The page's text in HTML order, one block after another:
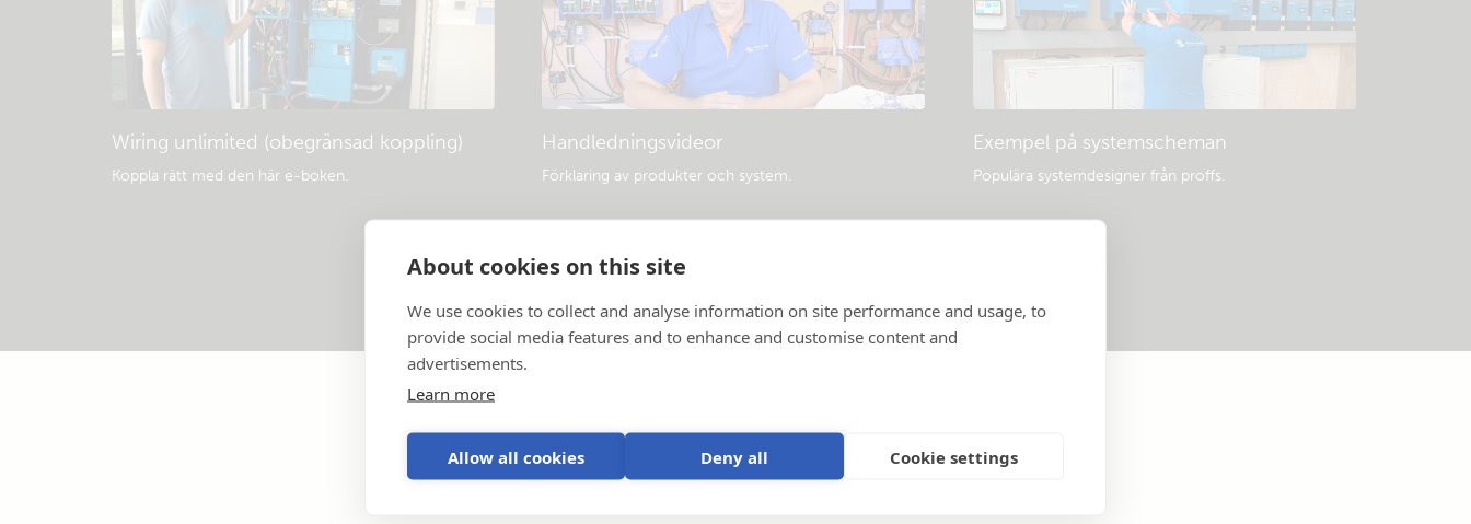
About cookies on this site
We use cookies to collect and analyse information on site performance and usage, to
provide social media features and to enhance and customise content and
advertisements.
Learn more
Allow all cookies Deny all Cookie settings
Wiring unlimited (obegränsad koppling)
Koppla rätt med den här e-boken.
Handledningsvideor
Förklaring av produkter och system.
Exempel på systemscheman
Populära systemdesigner från proffs.